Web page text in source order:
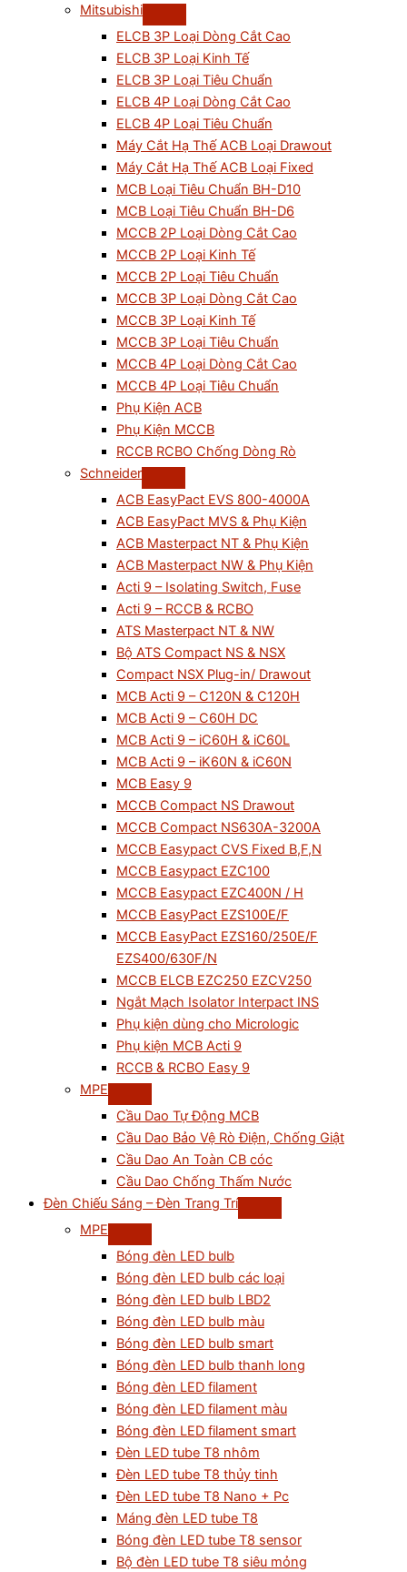
Mitsubishi
ELCB 3P Loại Dòng Cắt Cao
ELCB 3P Loại Kinh Tế
ELCB 3P Loại Tiêu Chuẩn
ELCB 4P Loại Dòng Cắt Cao
ELCB 4P Loại Tiêu Chuẩn
Máy Cắt Hạ Thế ACB Loại Drawout
Máy Cắt Hạ Thế ACB Loại Fixed
MCB Loại Tiêu Chuẩn BH-D10
MCB Loại Tiêu Chuẩn BH-D6
MCCB 2P Loại Dòng Cắt Cao
MCCB 2P Loại Kinh Tế
MCCB 2P Loại Tiêu Chuẩn
MCCB 3P Loại Dòng Cắt Cao
MCCB 3P Loại Kinh Tế
MCCB 3P Loại Tiêu Chuẩn
MCCB 4P Loại Dòng Cắt Cao
MCCB 4P Loại Tiêu Chuẩn
Phụ Kiện ACB
Phụ Kiện MCCB
RCCB RCBO Chống Dòng Rò
Schneider
ACB EasyPact EVS 800-4000A
ACB EasyPact MVS & Phụ Kiện
ACB Masterpact NT & Phụ Kiện
ACB Masterpact NW & Phụ Kiện
Acti 9 – Isolating Switch, Fuse
Acti 9 – RCCB & RCBO
ATS Masterpact NT & NW
Bộ ATS Compact NS & NSX
Compact NSX Plug-in/ Drawout
MCB Acti 9 – C120N & C120H
MCB Acti 9 – C60H DC
MCB Acti 9 – iC60H & iC60L
MCB Acti 9 – iK60N & iC60N
MCB Easy 9
MCCB Compact NS Drawout
MCCB Compact NS630A-3200A
MCCB Easypact CVS Fixed B,F,N
MCCB Easypact EZC100
MCCB Easypact EZC400N / H
MCCB EasyPact EZS100E/F
MCCB EasyPact EZS160/250E/F
EZS400/630F/N
MCCB ELCB EZC250 EZCV250
Ngắt Mạch Isolator Interpact INS
Phụ kiện dùng cho Micrologic
Phụ kiện MCB Acti 9
RCCB & RCBO Easy 9
MPE
Cầu Dao Tự Động MCB
Cầu Dao Bảo Vệ Rò Điện, Chống Giật
Cầu Dao An Toàn CB cóc
Cầu Dao Chống Thấm Nước
Đèn Chiếu Sáng – Đèn Trang Trí
MPE
Bóng đèn LED bulb
Bóng đèn LED bulb các loại
Bóng đèn LED bulb LBD2
Bóng đèn LED bulb màu
Bóng đèn LED bulb smart
Bóng đèn LED bulb thanh long
Bóng đèn LED filament
Bóng đèn LED filament màu
Bóng đèn LED filament smart
Đèn LED tube T8 nhôm
Đèn LED tube T8 thủy tinh
Đèn LED tube T8 Nano + Pc
Máng đèn LED tube T8
Bóng đèn LED tube T8 sensor
Bộ đèn LED tube T8 siêu mỏng